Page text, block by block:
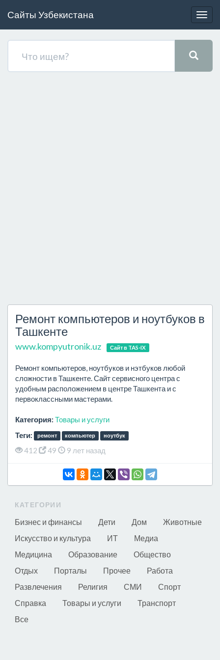
Сайты Узбекистана
Ремонт компьютеров и ноутбуков в
Ташкенте
www.kompyutronik.uz Сайт в TAS-IX
Ремонт компьютеров, ноутбуков и нэтбуков любой
сложности в Ташкенте. Сайт сервисного центра с
удобным расположением в центре Ташкента и с
первоклассными мастерами.
Категория: Товары и услуги
Теги:
ремонт компьютер ноутбук
412 49 9 лет назад
КАТЕГОРИИ
Бизнес и финансы Дети Дом
Животные
Искусство и культура
ИТ
Медиа
Медицина
Образование
Общество
Отдых
Порталы Прочее
Работа
Развлечения
Религия СМИ
Спорт
Справка
Товары и услуги
Транспорт
Все